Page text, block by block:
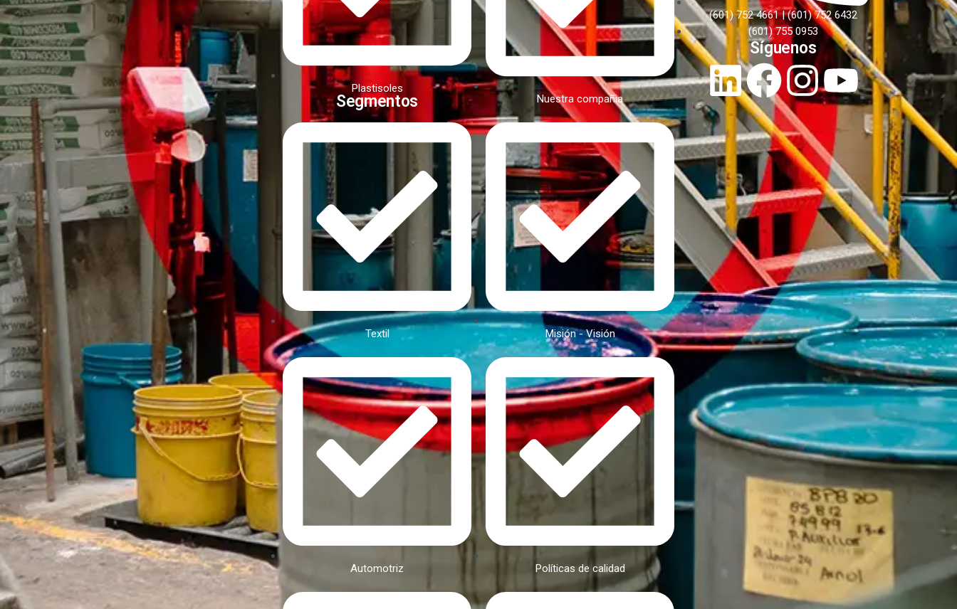
Plastisoles
Segmentos
Textil
Automotriz
Nuestra compañia
Misión - Visión
Políticas de calidad
(601) 752 4661 | (601) 752 6432
(601) 755 0953
Síguenos